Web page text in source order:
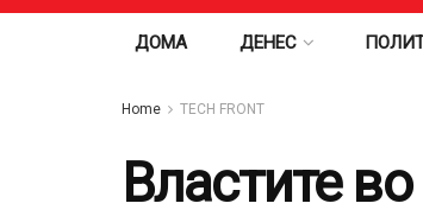
ДОМА ДЕНЕС
Home TECH FRONT
Властите